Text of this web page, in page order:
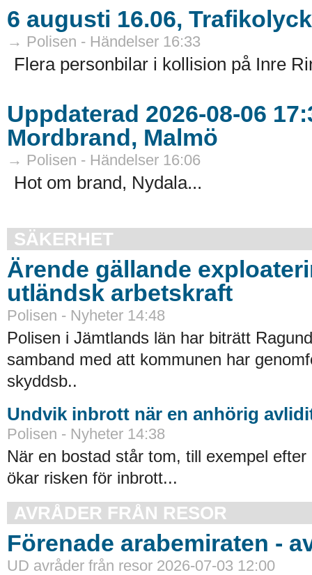
6 augusti 16.06,
→ Polisen - Händelser 16:33
Flera personbilar i kollision på Inre
Uppdaterad 2026-08-06
Mordbrand, Malmö
→ Polisen - Händelser 16:06
Hot om brand, Nydala...
SÄKERHET
Ärende gällande
utländsk arbetskraft
Polisen - Nyheter 14:48
Polisen i Jämtlands län har biträtt
samband med att kommunen har
skyddsb..
Undvik inbrott när en anhörig
Polisen - Nyheter 14:38
När en bostad står tom, till exempel
ökar risken för inbrott...
AVRÅDER FRÅN RESOR
Förenade arabemiraten -
UD avråder från resor 2026-07-03 12:00